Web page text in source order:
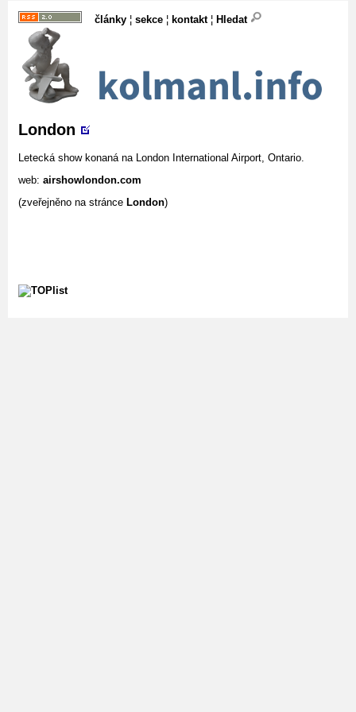
články ¦ sekce ¦ kontakt¦ Hledat
London
Letecká show konaná na London International Airport, Ontario.
web: airshowlondon.com
(zveřejněno na stránce London)